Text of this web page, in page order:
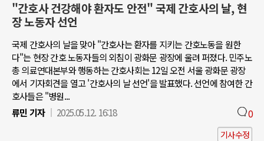
"간호사 건강해야 환자도 안전" 국제 간호사의 날, 현
장 노동자 선언
국제 간호사의 날을 맞아 "간호사는 환자를 지키는 간호노동을 원한
다"는 현장 간호 노동자들의 외침이 광화문 광장에 울려 퍼졌다. 민주노
총 의료연대본부와 행동하는 간호사회는 12일 오전 서울 광화문 광장
에서 기자회견을 열고 '간호사의 날 선언'을 발표했다. 선언에 참여한 간
호사들은 "병원...
류민 기자
2025.05.12. 16:18 0
기사수정